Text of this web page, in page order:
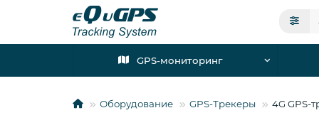
GPS-мониторинг
Оборудование GPS-Трекеры 4G GPS-